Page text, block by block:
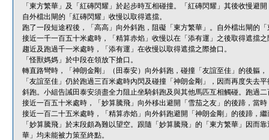
「東方繁華」及「紅磚閃耀」於起步時互相碰撞。「紅磚閃耀」其後收慢避
自外檔出閘的「紅磚閃耀」收慢以取得遮擋。
跑了一段短途程後，「高高」向外斜跑，阻礙「東方繁華」。自外檔出閘的
接近一千一百五十米處時，「精算赤焰」收慢以在「添有運」之後取得遮擋
趨近及跑過千一米處時，「添有運」在收慢以取得遮擋之際搶口。
「怪獸媽媽」於中段在領放下搶口。
轉直路彎時，「神朗金剛」（田泰安）向外斜跑，碰撞「友誼至佳」的後軀
「友誼至佳」仍於跑過三百米處時內閃及碰撞「神朗金剛」，因而再度失去
斜跑。小組告誡田泰安須盡全力阻止坐騎斜跑及與其他馬匹互相觸碰。跑過
接近一百五十米處時，「妙算騰飛」向外移出避開「雪茄之友」的後蹄，當
接近一百二十五米處時，「精算赤焰」向外斜跑避開「神朗金剛」的後蹄，
「妙算騰飛」於末段頗為難以望空。跟隨「妙算騰飛」的「東方繁華」因而
華」均未能被力策至終點。